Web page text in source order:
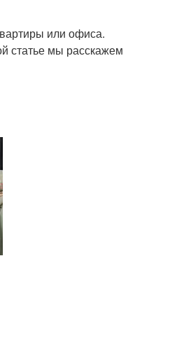
или офиса.
статье мы расскажем